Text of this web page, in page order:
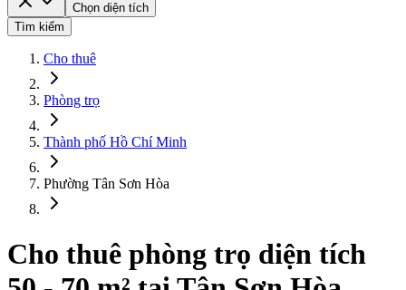
Chọn diện tích
Tìm kiếm
Cho thuê
Phòng trọ
Thành phố Hồ Chí Minh
Phường Tân Sơn Hòa
Cho thuê phòng trọ diện tích